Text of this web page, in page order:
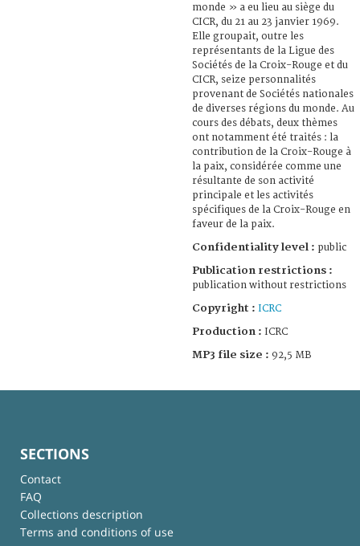
monde » a eu lieu au siège du
CICR, du 21 au 23 janvier 1969.
Elle groupait, outre les
représentants de la Ligue des
Sociétés de la Croix-Rouge et du
CICR, seize personnalités
provenant de Sociétés nationales
de diverses régions du monde. Au
cours des débats, deux thèmes
ont notamment été traités : la
contribution de la Croix-Rouge à
la paix, considérée comme une
résultante de son activité
principale et les activités
spécifiques de la Croix-Rouge en
faveur de la paix.
Confidentiality level : public
Publication restrictions :
publication without restrictions
Copyright : ICRC
Production : ICRC
MP3 file size : 92,5 MB
SECTIONS
Contact
FAQ
Collections description
Terms and conditions of use